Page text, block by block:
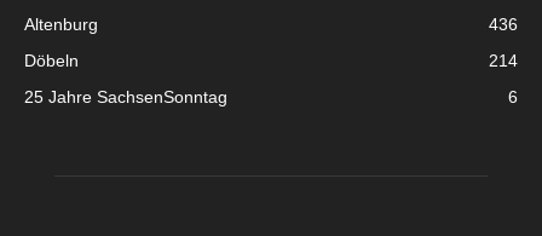
Altenburg
436
Döbeln
214
25 Jahre SachsenSonntag
6